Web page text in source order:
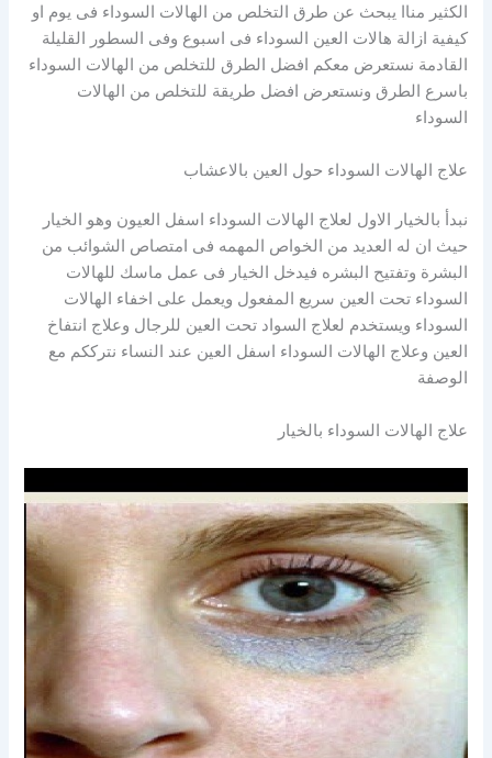
الكثير مناا يبحث عن طرق التخلص من الهالات السوداء فى يوم او
كيفية ازالة هالات العين السوداء فى اسبوع وفى السطور القليلة
القادمة نستعرض معكم افضل الطرق للتخلص من الهالات السوداء
باسرع الطرق ونستعرض افضل طريقة للتخلص من الهالات
السوداء
علاج الهالات السوداء حول العين بالاعشاب
نبدأ بالخيار الاول لعلاج الهالات السوداء اسفل العيون وهو الخيار
حيث ان له العديد من الخواص المهمه فى امتصاص الشوائب من
البشرة وتفتيح البشره فيدخل الخيار فى عمل ماسك للهالات
السوداء تحت العين سريع المفعول ويعمل على اخفاء الهالات
السوداء ويستخدم لعلاج السواد تحت العين للرجال وعلاج انتفاخ
العين وعلاج الهالات السوداء اسفل العين عند النساء نترككم مع
الوصفة
علاج الهالات السوداء بالخيار